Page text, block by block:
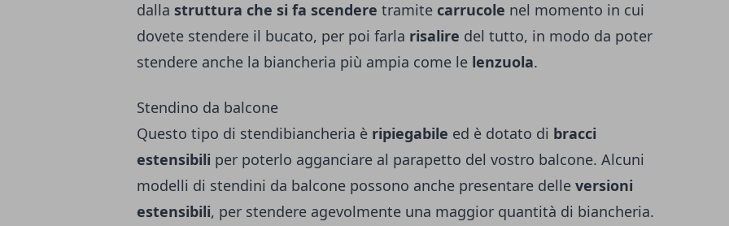
dalla struttura che si fa scendere tramite carrucole nel momento in cui
dovete stendere il bucato, per poi farla risalire del tutto, in modo da poter
stendere anche la biancheria più ampia come le lenzuola.
Stendino da balcone
Questo tipo di stendibiancheria è ripiegabile ed è dotato di bracci
estensibili per poterlo agganciare al parapetto del vostro balcone. Alcuni
modelli di stendini da balcone possono anche presentare delle versioni
estensibili, per stendere agevolmente una maggior quantità di biancheria.